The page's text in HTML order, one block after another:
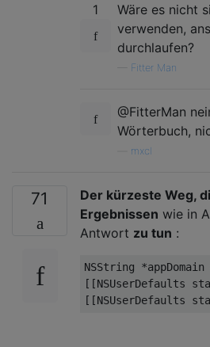
1
Wäre es nicht
verwenden,
durchlaufen?
Fitter Man
@FitterMan
Wörterbuch,
mxcl
71
Der kürzeste Weg,
Ergebnissen wie in
Antwort zu tun :
NSString *appDomain
[[NSUserDefaults
[[NSUserDefaults